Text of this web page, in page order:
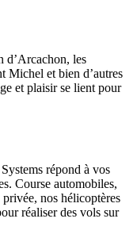
d’Arcachon, les
Michel et bien d’autres
et plaisir se lient pour
répond à vos
Course automobiles,
nos hélicoptères
réaliser des vols sur